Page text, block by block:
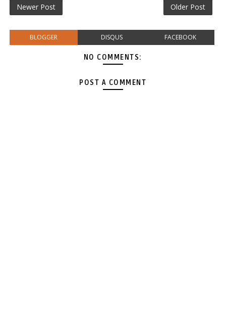
Newer Post Older Post
BLOGGER DISQUS FACEBOOK
NO COMMENTS:
POST A COMMENT